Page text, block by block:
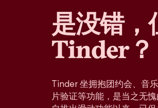
是没错，
Tinder？
Tinder 坐拥抱团约会、音
片验证等功能，是当之无